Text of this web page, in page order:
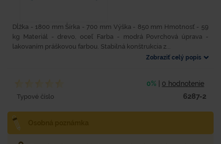
Dĺžka - 1800 mm Šírka - 700 mm Výška - 850 mm Hmotnosť - 59
kg Materiál - drevo, oceľ Farba - modrá Povrchová úprava -
lakovaním práškovou farbou. Stabilná konštrukcia z...
Zobraziť celý popis
0% 0 hodnotenie
Typové číslo 6287-2